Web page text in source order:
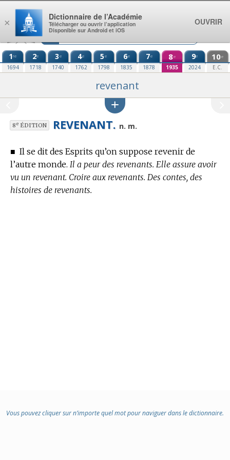
Aller au contenu
1re
1694
2e
1718
3e
1740
4e
1762
5e
1798
6e
1835
7e
1878
8e
1935
9e
2024
10e
E.C.
revenant
8eÉDITION REVENANT. n. m.
■ Il se dit des Esprits qu’on suppose revenir de
l’autre monde. Il a peur des revenants. Elle assure avoir
vu un revenant. Croire aux revenants. Des contes, des
histoires de revenants.
Vous pouvez cliquer sur n’importe quel mot pour naviguer dans le dictionnaire.
×
Dictionnaire de l’Académie
Télécharger ou ouvrir l’application
Disponible sur Android et iOS
OUVRIR